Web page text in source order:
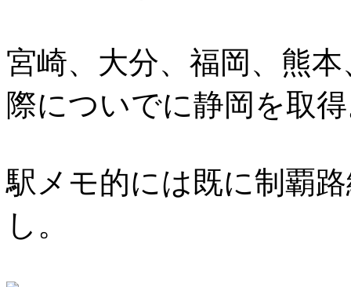
宮崎、大分、福岡、熊
際についでに静岡を取
駅メモ的には既に制覇
し。